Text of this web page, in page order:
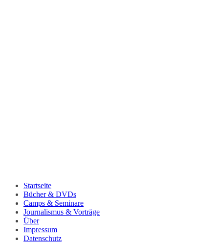
Startseite
Bücher & DVDs
Camps & Seminare
Journalismus & Vorträge
Über
Impressum
Datenschutz